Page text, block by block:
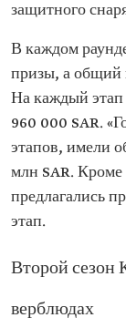
защитного
В каждом
призы, а общий
На каждый
960 000 SAR.
этапов, имели
млн SAR. Кроме
предлагались
этап.
Второй сезон
верблюдах